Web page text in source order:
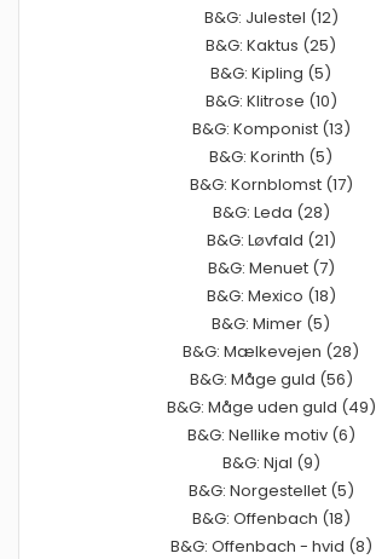
B&G: Julestel (12)
B&G: Kaktus (25)
B&G: Kipling (5)
B&G: Klitrose (10)
B&G: Komponist (13)
B&G: Korinth (5)
B&G: Kornblomst (17)
B&G: Leda (28)
B&G: Løvfald (21)
B&G: Menuet (7)
B&G: Mexico (18)
B&G: Mimer (5)
B&G: Mælkevejen (28)
B&G: Måge guld (56)
B&G: Måge uden guld (49)
B&G: Nellike motiv (6)
B&G: Njal (9)
B&G: Norgestellet (5)
B&G: Offenbach (18)
B&G: Offenbach - hvid (8)